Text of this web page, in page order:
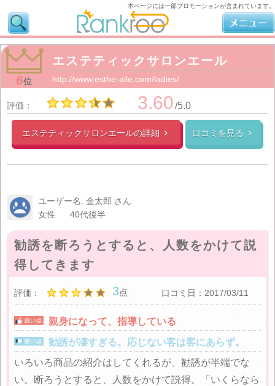
6位
エステティックサロンエール
http://www.esthe-aile.com/ladies/
評価： 3.60/5.0
エステティックサロンエールの詳細  口コミを見る 
ユーザー名: 金太郎 さん
女性
40代後半
勧誘を断ろうとすると、人数をかけて説
得してきます
評価： 3点 口コミ日：2017/03/11
親身になって、指導している
勧誘が凄すぎる。応じない客は客にあらず。
いろいろ商品の紹介はしてくれるが、勧誘が半端でな
い。断ろうとすると、人数をかけて説得。「いくらなら
本ページには一部プロモーションが含まれています。